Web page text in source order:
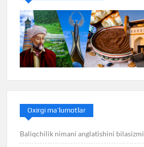
Oxirgi ma’lumotlar
Baliqchilik nimani anglatishini bilasizmi